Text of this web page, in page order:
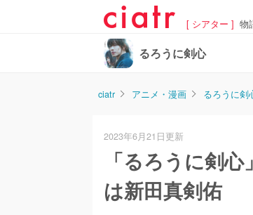
[ シアター ] 物
るろうに剣心
ciatr アニメ・漫画 るろうに剣
2023年6月21日更新
「るろうに剣
は新田真剣佑